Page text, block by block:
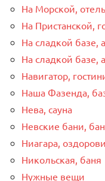
На Морской,
На Пристанской,
На сладкой базе,
На сладкой базе,
Навигатор,
Наша Фазенда,
Нева, сауна
Невские бани,
Ниагара,
Никольская, баня
Нужные вещи